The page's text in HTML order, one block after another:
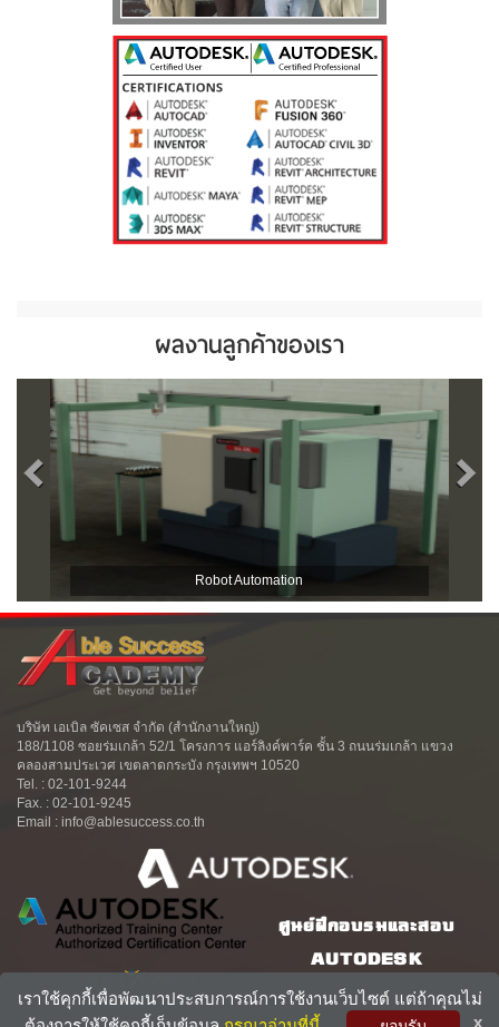
ผลงานลูกค้าของเรา
Robot Automation
บริษัท เอเบิล ซัคเซส จำกัด (สำนักงานใหญ่)
188/1108 ซอยร่มเกล้า 52/1 โครงการ แอร์ลิงค์พาร์ค ชั้น 3 ถนนร่มเกล้า แขวง
คลองสามประเวศ เขตลาดกระบัง กรุงเทพฯ 10520
Tel. : 02-101-9244
Fax. : 02-101-9245
Email : info@ablesuccess.co.th
ศูนย์ฝึกอบรมและสอบ
AUTODESK
เราใช้คุกกี้เพื่อพัฒนาประสบการณ์การใช้งานเว็บไซต์ แต่ถ้าคุณไม่
x